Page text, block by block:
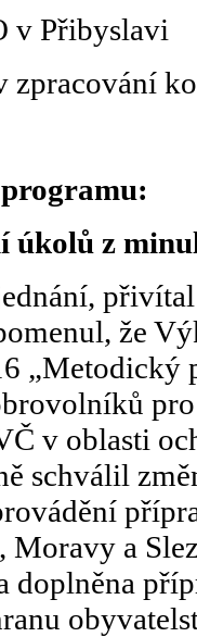
v Přibyslavi
zpracování
úkolů z
že
„Metodický
v oblasti
schválil
Moravy a
doplněna